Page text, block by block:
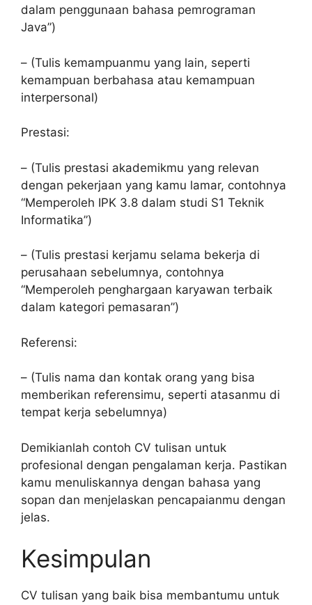
dalam penggunaan bahasa pemrograman
Java”)
– (Tulis kemampuanmu yang lain, seperti
kemampuan berbahasa atau kemampuan
interpersonal)
Prestasi:
– (Tulis prestasi akademikmu yang relevan
dengan pekerjaan yang kamu lamar, contohnya
“Memperoleh IPK 3.8 dalam studi S1 Teknik
Informatika”)
– (Tulis prestasi kerjamu selama bekerja di
perusahaan sebelumnya, contohnya
“Memperoleh penghargaan karyawan terbaik
dalam kategori pemasaran”)
Referensi:
– (Tulis nama dan kontak orang yang bisa
memberikan referensimu, seperti atasanmu di
tempat kerja sebelumnya)
Demikianlah contoh CV tulisan untuk
profesional dengan pengalaman kerja. Pastikan
kamu menuliskannya dengan bahasa yang
sopan dan menjelaskan pencapaianmu dengan
jelas.
Kesimpulan
CV tulisan yang baik bisa membantumu untuk